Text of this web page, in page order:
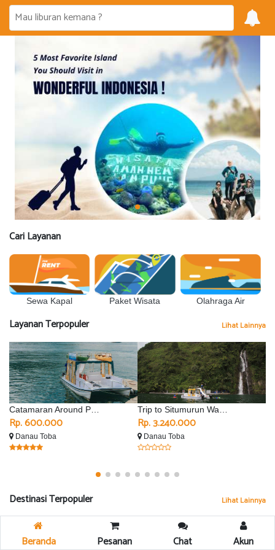
Cari Layanan
Sewa Kapal Paket Wisata Olahraga Air
Layanan Terpopuler Lihat Lainnya
Rp. 600.000
Danau Toba
Rp. 3.240.000
Danau Toba
Destinasi Terpopuler Lihat Lainnya
Beranda Pesanan Chat Akun